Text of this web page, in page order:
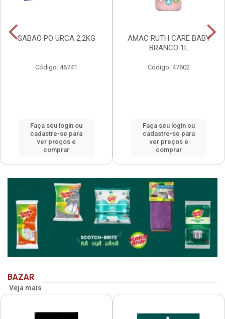
SABAO PO URCA 2,2KG
Código: 46741
Faça seu login ou
cadastre-se para
ver preços e
comprar
AMAC RUTH CARE BABY
BRANCO 1L
Código: 47602
Faça seu login ou
cadastre-se para
ver preços e
comprar
BAZAR
Veja mais